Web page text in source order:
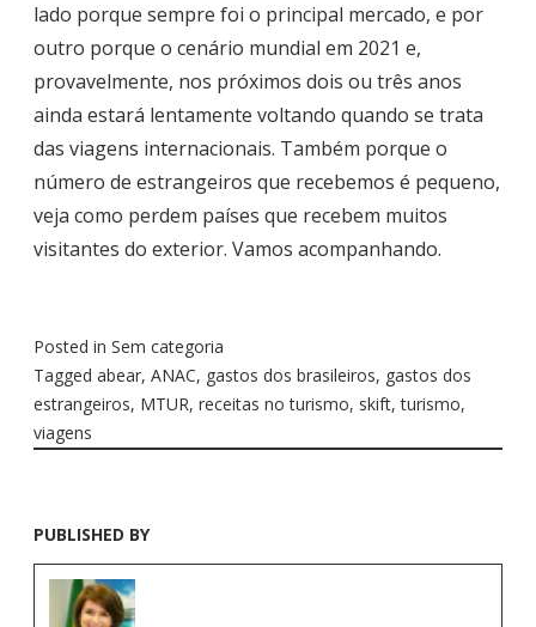
lado porque sempre foi o principal mercado, e por
outro porque o cenário mundial em 2021 e,
provavelmente, nos próximos dois ou três anos
ainda estará lentamente voltando quando se trata
das viagens internacionais. Também porque o
número de estrangeiros que recebemos é pequeno,
veja como perdem países que recebem muitos
visitantes do exterior. Vamos acompanhando.
Posted in Sem categoria
Tagged abear, ANAC, gastos dos brasileiros, gastos dos
estrangeiros, MTUR, receitas no turismo, skift,turismo,
viagens
PUBLISHED BY